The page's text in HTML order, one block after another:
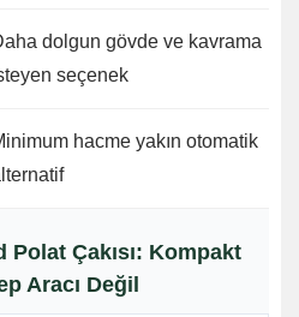
dolgun gövde ve kavrama
seçenek
hacme yakın otomatik
Polat Çakısı: Kompakt
Aracı Değil